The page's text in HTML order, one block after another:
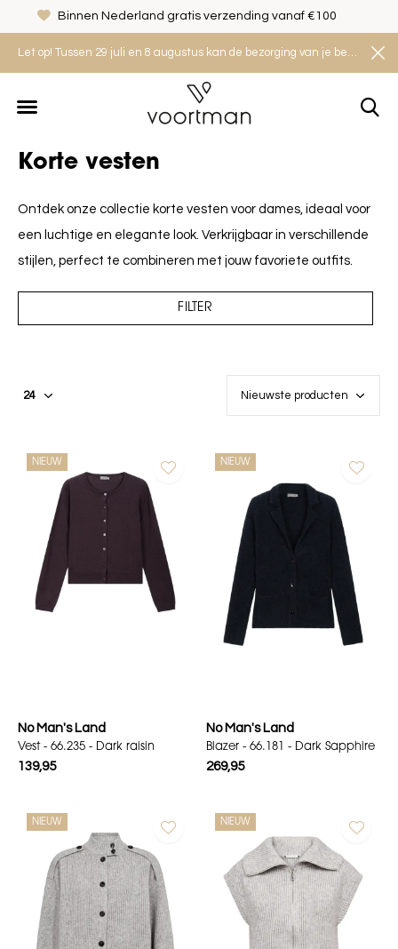
Let op! Tussen 29 juli en 8 augustus kan de bezorging van je bestelling iets langer duren. Houd rekening met een levertijd van 2 tot 4 werkdagen.
Veilig shoppen met het Thuiswinkel Waarborg
Korte vesten
Ontdek onze collectie korte vesten voor dames, ideaal voor
een luchtige en elegante look. Verkrijgbaar in verschillende
stijlen, perfect te combineren met jouw favoriete outfits.
FILTER
NIEUW
No Man's Land
Vest - 66.235 - Dark raisin
139,95
NIEUW
No Man's Land
Blazer - 66.181 - Dark Sapphire
269,95
NIEUW NIEUW